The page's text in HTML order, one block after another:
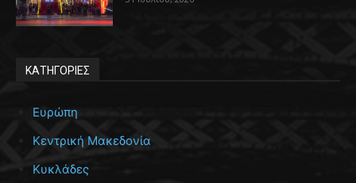
ΚΑΤΗΓΟΡΙΕΣ
Ευρώπη
Κεντρική Μακεδονία
Κυκλάδες